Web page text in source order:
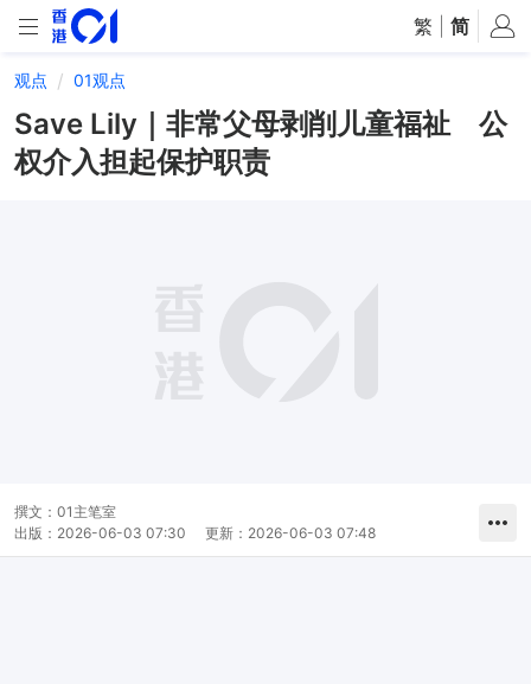
繁 简
观点 01观点
Save Lily｜非常父母剥削儿童福祉 公
权介入担起保护职责
撰文： 01主笔室
出版： 2026-06-03 07:30 更新： 2026-06-03 07:48